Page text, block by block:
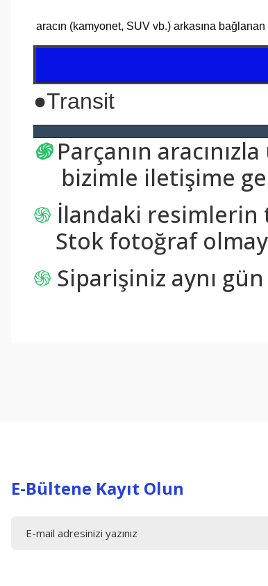
aracın (kamyonet, SUV vb.) arkasına
●Transit
֍ Parçanın
bizimle iletişime
֍ İlandaki resimlerin
Stok fotoğraf
֍ Siparişiniz aynı
E-Bültene Kayıt Olun